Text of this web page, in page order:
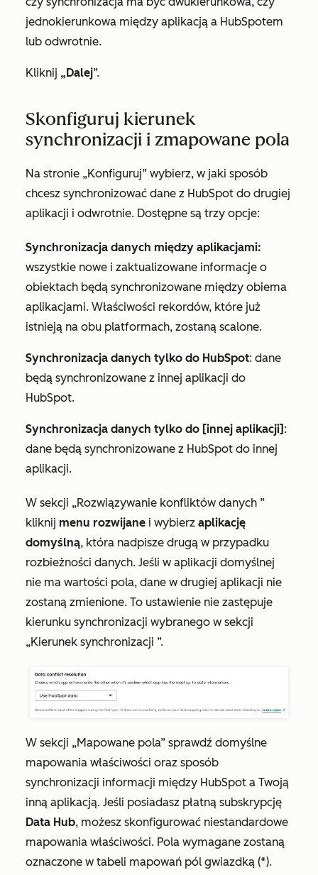
jednokierunkowa między aplikacją a HubSpotem
lub odwrotnie.
Kliknij „Dalej”.
Skonfiguruj kierunek
synchronizacji i zmapowane pola
Na stronie „Konfiguruj” wybierz, w jaki sposób
chcesz synchronizować dane z HubSpot do drugiej
aplikacji i odwrotnie. Dostępne są trzy opcje:
Synchronizacja danych między aplikacjami:
wszystkie nowe i zaktualizowane informacje o
obiektach będą synchronizowane między obiema
aplikacjami. Właściwości rekordów, które już
istnieją na obu platformach, zostaną scalone.
Synchronizacja danych tylko do HubSpot: dane
będą synchronizowane z innej aplikacji do
HubSpot.
Synchronizacja danych tylko do [innej aplikacji] :
dane będą synchronizowane z HubSpot do innej
aplikacji.
W sekcji „Rozwiązywanie konfliktów danych ”
kliknij menu rozwijane i wybierz aplikację
domyślną, która nadpisze drugą w przypadku
rozbieżności danych. Jeśli w aplikacji domyślnej
nie ma wartości pola, dane w drugiej aplikacji nie
zostaną zmienione. To ustawienie nie zastępuje
kierunku synchronizacji wybranego w sekcji
„Kierunek synchronizacji ”.
W sekcji „Mapowane pola” sprawdź domyślne
mapowania właściwości oraz sposób
synchronizacji informacji między HubSpot a Twoją
inną aplikacją. Jeśli posiadasz płatną subskrypcję
Data Hub, możesz skonfigurować niestandardowe
mapowania właściwości. Pola wymagane zostaną
oznaczone w tabeli mapowań pól gwiazdką (*).